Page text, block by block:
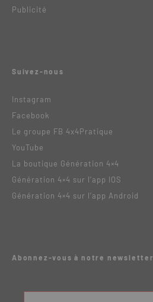
Publicité
Suivez-nous
Instagram
Facebook
Le groupe FB 4x4Pratique
YouTube
La boutique Génération 4×4
Génération 4×4 sur l’app IOS
Génération 4×4 sur l’app Android
Abonnez-vous à notre newsletter